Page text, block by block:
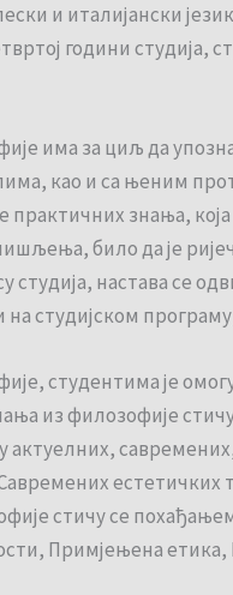
и италијански
години студија,
има за циљ да
као и са њеним
практичних знања,
било да је
настава се
студијском
студентима је
из филозофије
актуелних,
стичу се
Примјењена